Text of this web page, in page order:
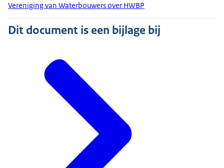
Vereniging van Waterbouwers over HWBP
Dit document is een bijlage bij